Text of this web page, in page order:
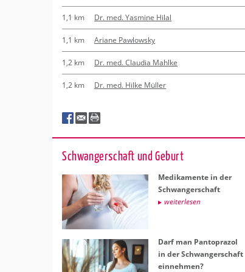
1,1 km Dr. med. Yasmine Hilal
1,1 km Ariane Pawlowsky
1,2 km Dr. med. Claudia Mahlke
1,2 km Dr. med. Hilke Müller
Schwan­ger­schaft und Ge­burt
Me­di­ka­men­te in der
Schwan­ger­schaft
wei­ter­le­sen
Darf man Pan­to­pra­zol
in der Schwan­ger­schaft
ein­neh­men?